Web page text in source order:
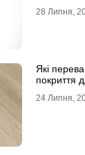
28 Липня,
Які
покриття
24 Липня,